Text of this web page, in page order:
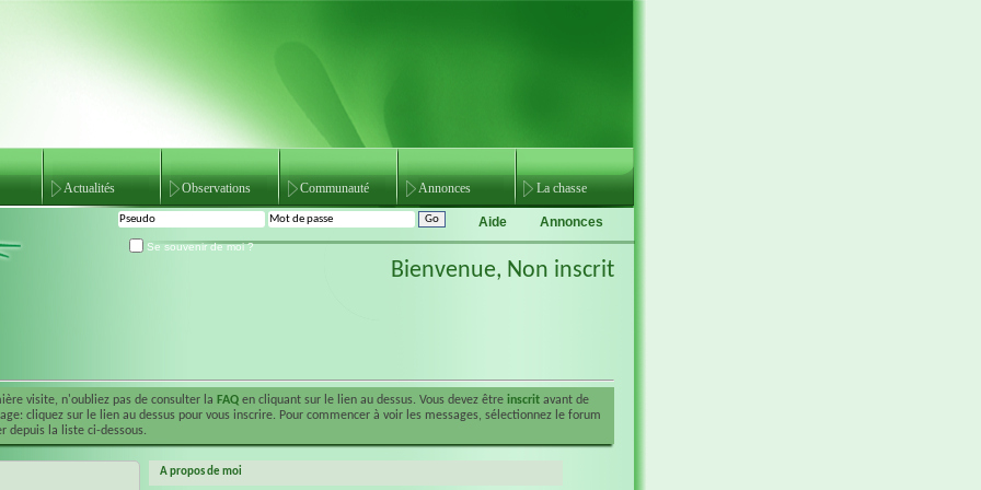
Actualités Observations Communauté Annonces La chasse
Annonces
Aide
Se souvenir de moi ?
Bienvenue, Non inscrit
visite, n'oubliez pas de consulter la FAQ en cliquant sur le lien au dessus. Vous devez être inscrit avant de
cliquez sur le lien au dessus pour vous inscrire. Pour commencer à voir les messages, sélectionnez le forum
depuis la liste ci-dessous.
A propos de moi